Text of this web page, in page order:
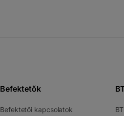
Befektetők
Befektetői kapcsolatok